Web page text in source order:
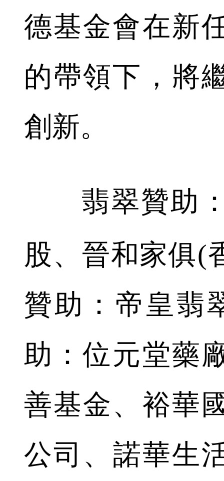
德基金會在新
的帶領下，將
創新。
翡翠贊助
股、晉和家俱(
贊助：帝皇翡
助：位元堂藥
善基金、裕華
公司、諾華生